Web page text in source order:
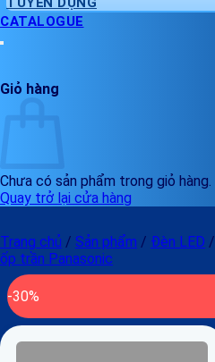
CATALOGUE
Giỏ hàng
Chưa có sản phẩm trong giỏ hàng.
Quay trở lại cửa hàng
Trang chủ / Sản phẩm / Đèn LED /
ốp trần Panasonic
-30%